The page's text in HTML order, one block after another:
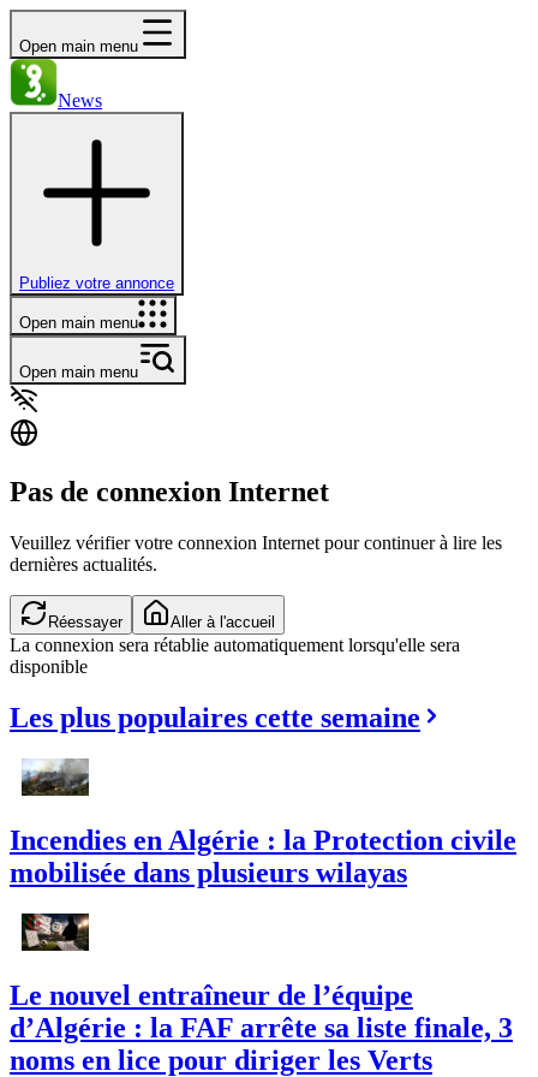
Open main menu
News
Publiez votre annonce
Open main menu
Open main menu
Pas de connexion Internet
Veuillez vérifier votre connexion Internet pour continuer à lire les
dernières actualités.
Réessayer Aller à l'accueil
La connexion sera rétablie automatiquement lorsqu'elle sera
disponible
Les plus populaires cette semaine
Incendies en Algérie : la Protection civile
mobilisée dans plusieurs wilayas
Le nouvel entraîneur de l’équipe
d’Algérie : la FAF arrête sa liste finale, 3
noms en lice pour diriger les Verts